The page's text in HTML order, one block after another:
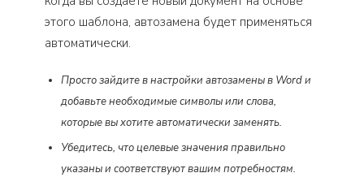
этого шаблона, автозамена будет применяться
автоматически.
Просто зайдите в настройки автозамены в Word и
добавьте необходимые символы или слова,
которые вы хотите автоматически заменять.
Убедитесь, что целевые значения правильно
указаны и соответствуют вашим потребностям.